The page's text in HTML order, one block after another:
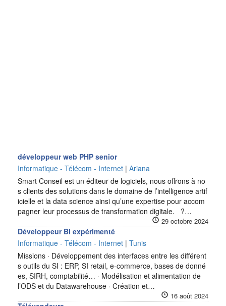
développeur web PHP senior
Informatique - Télécom - Internet | Ariana
Smart Conseil est un éditeur de logiciels, nous offrons à no
s clients des solutions dans le domaine de l’intelligence artif
icielle et la data science ainsi qu’une expertise pour accom
pagner leur processus de transformation digitale. ?…
29 octobre 2024
Développeur BI expérimenté
Informatique - Télécom - Internet | Tunis
Missions · Développement des interfaces entre les différent
s outils du SI : ERP, SI retail, e-commerce, bases de donné
es, SIRH, comptabilité… · Modélisation et alimentation de
l’ODS et du Datawarehouse · Création et…
16 août 2024